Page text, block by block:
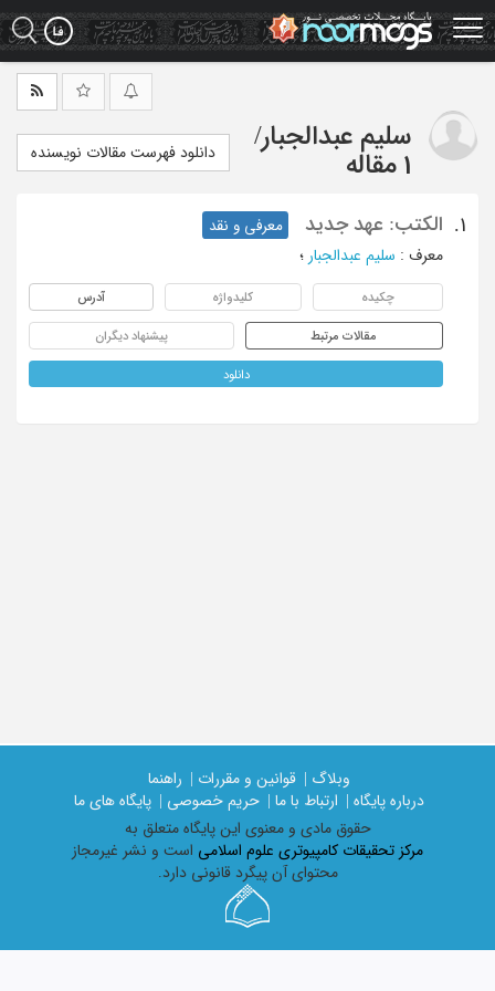
Skip
to
main
سلیم عبدالجبار/
1 مقاله
دانلود فهرست مقالات نویسنده
1. الکتب: عهد جدید
معرفی و نقد
معرف : سلیم عبدالجبار ؛
چکیده کلیدواژه آدرس
مقالات مرتبط پیشنهاد دیگران
دانلود
وبلاگ | قوانین و مقررات |
راهنما
درباره پایگاه |
ارتباط با ما | حریم خصوصی |
پایگاه های ما
حقوق مادی و معنوی اين پايگاه متعلق به
مرکز تحقیقات کامپیوتری علوم اسلامی است و نشر غیرمجاز
محتوای آن پیگرد قانونی دارد.